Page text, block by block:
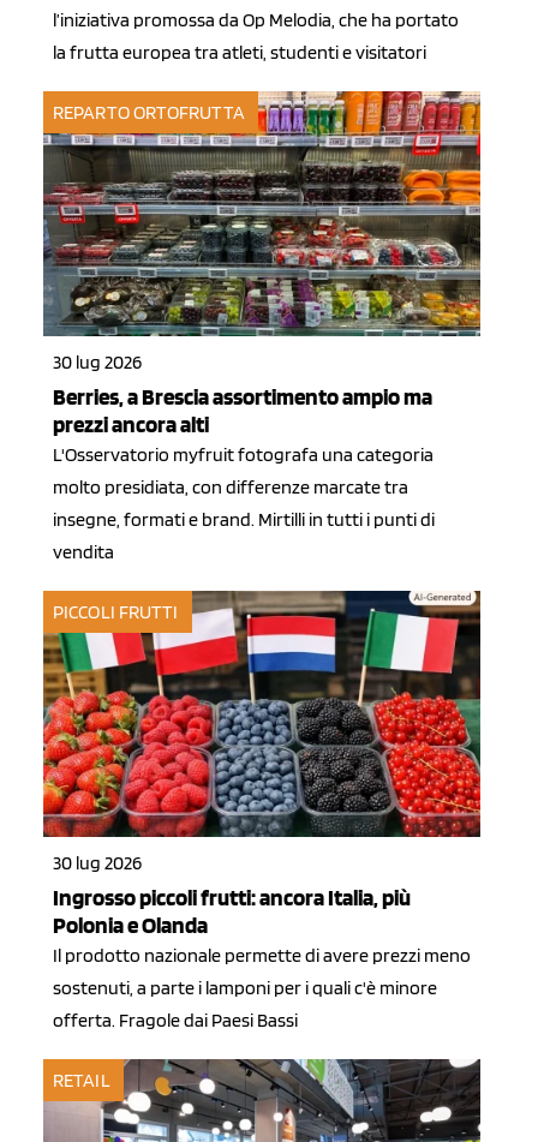
l’iniziativa promossa da Op Melodia, che ha portato
la frutta europea tra atleti, studenti e visitatori
REPARTO ORTOFRUTTA
30 lug 2026
Berries, a Brescia assortimento ampio ma
prezzi ancora alti
L'Osservatorio myfruit fotografa una categoria
molto presidiata, con differenze marcate tra
insegne, formati e brand. Mirtilli in tutti i punti di
vendita
PICCOLI FRUTTI
30 lug 2026
Ingrosso piccoli frutti: ancora Italia, più
Polonia e Olanda
Il prodotto nazionale permette di avere prezzi meno
sostenuti, a parte i lamponi per i quali c'è minore
offerta. Fragole dai Paesi Bassi
RETAIL